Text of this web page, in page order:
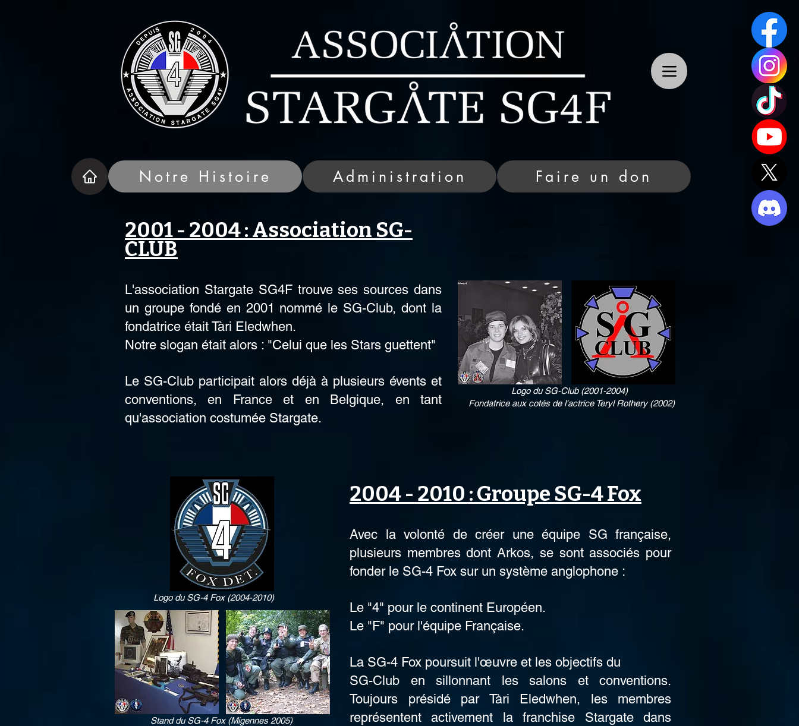
Notre Histoire Administration Faire un don
2001 - 2004 : Association SG-
CLUB
L'association Stargate SG4F trouve ses sources dans
un groupe fondé en 2001 nommé le SG-Club, dont la
fondatrice était Tàri Eledwhen.
Notre slogan était alors : "Celui que les Stars guettent"
Le SG-Club participait alors déjà à plusieurs évents et
conventions, en France et en Belgique, en tant
qu'association costumée Stargate.
Logo du SG-Club (2001-2004)
Fondatrice aux cotés de l'actrice Teryl Rothery (2002)
Logo du SG-4 Fox (2004-2010)
Stand du SG-4 Fox (Migennes 2005)
2004 - 2010 : Groupe SG-4 Fox
Avec la volonté de créer une équipe SG française,
plusieurs membres dont Arkos, se sont associés pour
fonder le SG-4 Fox sur un système anglophone :
Le "4" pour le continent Européen.
Le "F" pour l'équipe Française.
La SG-4 Fox poursuit l'œuvre et les objectifs du
SG-Club en sillonnant les salons et conventions.
Toujours présidé par Tàri Eledwhen, les membres
représentent activement la franchise Stargate dans